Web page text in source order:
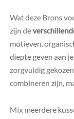
Wat deze Brons
zijn de
motieven,
diepte geven aan
zorgvuldig
combineren zijn,
Mix meerdere